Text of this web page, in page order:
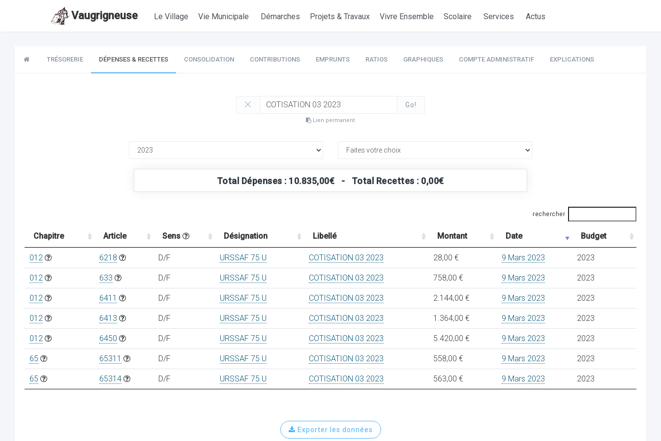
Vaugrigneuse Le Village Vie Municipale Démarches Projets & Travaux Vivre Ensemble Scolaire Services Actus
TRÉSORERIE DÉPENSES & RECETTES CONSOLIDATION CONTRIBUTIONS EMPRUNTS RATIOS GRAPHIQUES COMPTE ADMINISTRATIF EXPLICATIONS
Go!
Lien permanent
Total Dépenses : 10.835,00€ - Total Recettes : 0,00€
rechercher
Chapitre Article Sens Désignation Libellé Montant Date Budget
012 6218 D/F URSSAF 75 U COTISATION 03 2023 28,00 € 9 Mars 2023 2023
012 633 D/F URSSAF 75 U COTISATION 03 2023 758,00 € 9 Mars 2023 2023
012 6411 D/F URSSAF 75 U COTISATION 03 2023 2.144,00 € 9 Mars 2023 2023
012 6413 D/F URSSAF 75 U COTISATION 03 2023 1.364,00 € 9 Mars 2023 2023
012 6450 D/F URSSAF 75 U COTISATION 03 2023 5.420,00 € 9 Mars 2023 2023
65 65311 D/F URSSAF 75 U COTISATION 03 2023 558,00 € 9 Mars 2023 2023
65 65314 D/F URSSAF 75 U COTISATION 03 2023 563,00 € 9 Mars 2023 2023
Exporter les données